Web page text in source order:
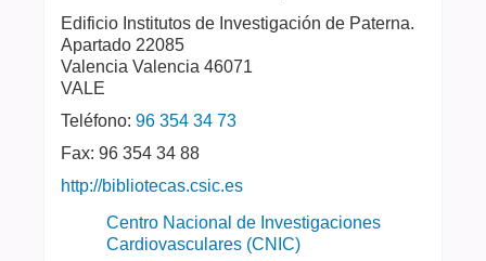
Edificio Institutos de Investigación de Paterna.
Apartado 22085
Valencia Valencia 46071
VALE
Teléfono: 96 354 34 73
Fax: 96 354 34 88
http://bibliotecas.csic.es
Centro Nacional de Investigaciones
Cardiovasculares (CNIC)